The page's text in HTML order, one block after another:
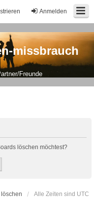
Anmelden
missbrauch
Freunde
löschen möchtest?
Alle Zeiten sind UTC